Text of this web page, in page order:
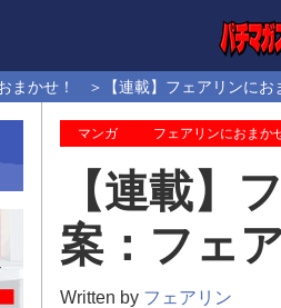
まかせ！ 【連載】フェアリンに
マンガ フェアリンにおまか
【連載】
案：フェ
Written by フェアリン